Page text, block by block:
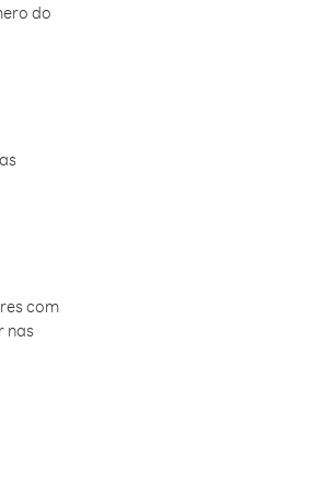
do
com
nas